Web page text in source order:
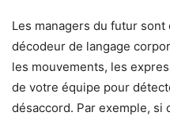
Les managers du futur sont
décodeur de langage
les mouvements, les
de votre équipe pour
désaccord. Par exemple, si